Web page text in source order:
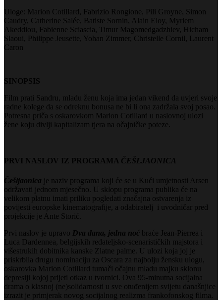
Uloge: Marion Cotillard, Fabrizio Rongione, Pili Groyne, Simon
Caudry, Catherine Salée, Batiste Sornin, Alain Eloy, Myriem
Akeddiou, Fabienne Sciascia, Timur Magomedgadzhiev, Hicham
Slaoui, Philippe Jeusette, Yohan Zimmer, Christelle Cornil, Laurent
Caron
SINOPSIS
Film prati Sandru, mladu ženu koja ima jedan vikend da uvjeri svoje
radne kolege da se odreknu bonusa ne bi li ona zadržala svoj posao.
Potresna priča s oskarovkom Marion Cotillard u naslovnoj ulozi
žene koju divlji kapitalizam tjera na očajničke poteze.
PRVI NASLOV IZ PROGRAMA ČEŠLJAONICA
Češljaonica je naziv programa koji će se u Kući umjetnosti Arsen
održavati jednom mjesečno. U sklopu programa publika će na
velikom platnu imati priliku pogledati značajna ostvarenja iz
povijesti europske kinematografije, a odabiratelj i uvodničar pred
projekcije je Ante Storić.
Prvi naslov je upravo Dva dana, jedna noć braće Jean-Pierrea i
Luca Dardennea, belgijskih redateljsko-scenarističkih majstora i
višestrukih dobitnika kanske Zlatne palme. U ulozi koja joj je
priskrbila drugu nominaciju za Oscara za najbolju žensku ulogu,
oskarovka Marion Cotillard tumači očajnu mladu majku sklonu
depresiji kojoj prijeti otkaz u tvornici. Ova 95-minutna socijalna
drama o klasnoj (ne)solidarnosti u sve otuđenijem svijetu današnjice
izrazit je primjerak novog socijalnog realizma frankofonskog filma.